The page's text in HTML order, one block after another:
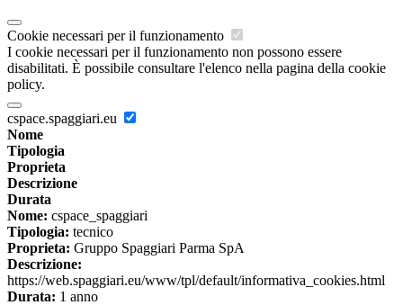
Cookie necessari per il funzionamento
I cookie necessari per il funzionamento non possono essere
disabilitati. È possibile consultare l'elenco nella pagina della cookie
policy.
cspace.spaggiari.eu
Nome
Tipologia
Proprieta
Descrizione
Durata
Nome: cspace_spaggiari
Tipologia: tecnico
Proprieta: Gruppo Spaggiari Parma SpA
Descrizione:
https://web.spaggiari.eu/www/tpl/default/informativa_cookies.html
Durata: 1 anno